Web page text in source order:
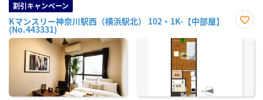
割引キャンペーン
Kマンスリー神奈川駅西（横浜駅北） 102・1K-【中部屋】
(No.443331)
に入